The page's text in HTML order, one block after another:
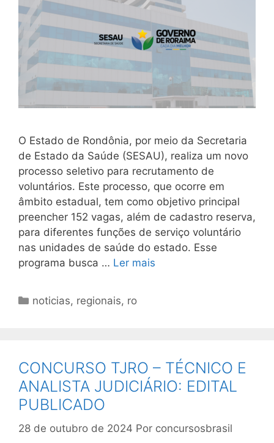
O Estado de Rondônia, por meio da Secretaria
de Estado da Saúde (SESAU), realiza um novo
processo seletivo para recrutamento de
voluntários. Este processo, que ocorre em
âmbito estadual, tem como objetivo principal
preencher 152 vagas, além de cadastro reserva,
para diferentes funções de serviço voluntário
nas unidades de saúde do estado. Esse
programa busca … Ler mais
Categorias
noticias, regionais, ro
CONCURSO TJRO – TÉCNICO E
ANALISTA JUDICIÁRIO: EDITAL
PUBLICADO
28 de outubro de 2024 Por concursosbrasil